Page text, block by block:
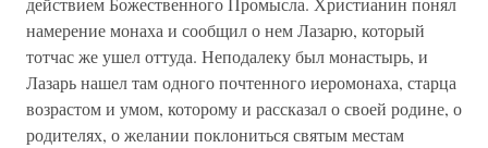
намерение монаха и сообщил о нем Лазарю, который
тотчас же ушел оттуда. Неподалеку был монастырь, и
Лазарь нашел там одного почтенного иеромонаха, старца
возрастом и умом, которому и рассказал о своей родине, о
родителях, о желании поклониться святым местам